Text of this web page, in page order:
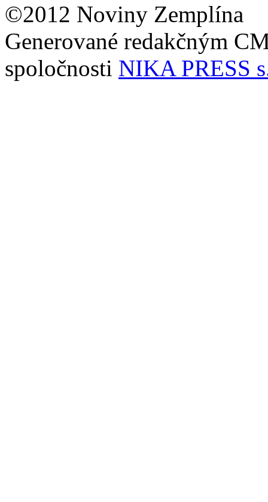
©2012 Noviny Zemplína
Generované redakčným
spoločnosti NIKA PRESS